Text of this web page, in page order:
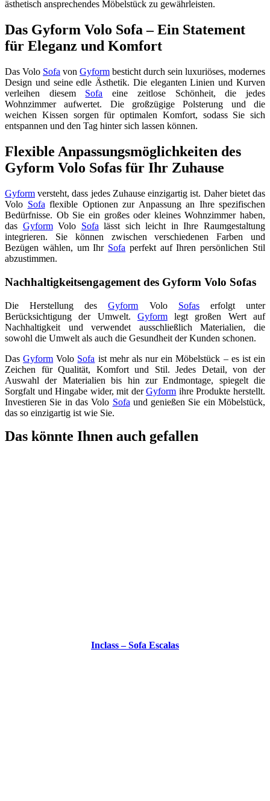
ästhetisch ansprechendes Möbelstück zu gewährleisten.
Das Gyform Volo Sofa – Ein Statement
für Eleganz und Komfort
Das Volo Sofa von Gyform besticht durch sein luxuriöses, modernes
Design und seine edle Ästhetik. Die eleganten Linien und Kurven
verleihen diesem Sofa eine zeitlose Schönheit, die jedes
Wohnzimmer aufwertet. Die großzügige Polsterung und die
weichen Kissen sorgen für optimalen Komfort, sodass Sie sich
entspannen und den Tag hinter sich lassen können.
Flexible Anpassungsmöglichkeiten des
Gyform Volo Sofas für Ihr Zuhause
Gyform versteht, dass jedes Zuhause einzigartig ist. Daher bietet das
Volo Sofa flexible Optionen zur Anpassung an Ihre spezifischen
Bedürfnisse. Ob Sie ein großes oder kleines Wohnzimmer haben,
das GyformVolo Sofa lässt sich leicht in Ihre Raumgestaltung
integrieren. Sie können zwischen verschiedenen Farben und
Bezügen wählen, um Ihr Sofa perfekt auf Ihren persönlichen Stil
abzustimmen.
Nachhaltigkeitsengagement des Gyform Volo Sofas
Die Herstellung desGyform Volo Sofaserfolgt unter
Berücksichtigung der Umwelt. Gyformlegt großen Wert auf
Nachhaltigkeit und verwendet ausschließlich Materialien, die
sowohl die Umwelt als auch die Gesundheit der Kunden schonen.
DasGyform Volo Sofa ist mehr als nur ein Möbelstück – es ist ein
Zeichen für Qualität, Komfort und Stil. Jedes Detail, von der
Auswahl der Materialien bis hin zur Endmontage, spiegelt die
Sorgfalt und Hingabe wider, mit derGyform ihre Produkte herstellt.
Investieren Sie in das Volo Sofa und genießen Sie ein Möbelstück,
das so einzigartig ist wie Sie.
Das könnte Ihnen auch gefallen
Inclass – Sofa Escalas